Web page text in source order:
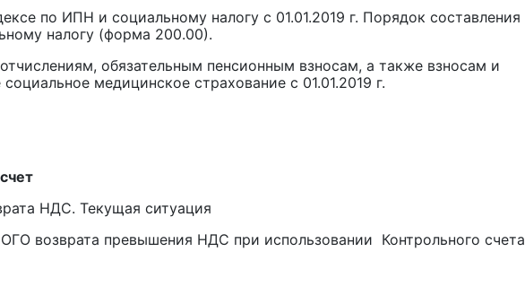
по ИПН и социальному налогу с 01.01.2019 г. Порядок составления
налогу (форма 200.00).
обязательным пенсионным взносам, а также взносам и
медицинское страхование с 01.01.2019 г.
НДС. Текущая ситуация
возврата превышения НДС при использовании Контрольного счета